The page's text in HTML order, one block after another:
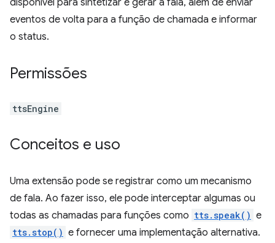
disponível para sintetizar e gerar a fala, além de enviar
eventos de volta para a função de chamada e informar
o status.
Permissões
ttsEngine
Conceitos e uso
Uma extensão pode se registrar como um mecanismo
de fala. Ao fazer isso, ele pode interceptar algumas ou
todas as chamadas para funções como tts.speak() e
tts.stop() e fornecer uma implementação alternativa.